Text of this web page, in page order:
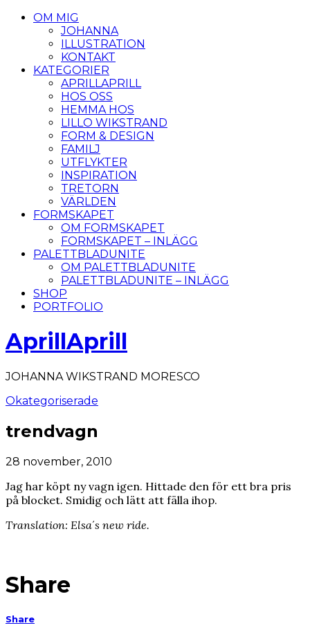
OM MIG
JOHANNA
ILLUSTRATION
KONTAKT
KATEGORIER
APRILLAPRILL
HOS OSS
HEMMA HOS
LILLO WIKSTRAND
FORM & DESIGN
FAMILJ
UTFLYKTER
INSPIRATION
TRETORN
VÄRLDEN
FORMSKAPET
OM FORMSKAPET
FORMSKAPET – INLÄGG
PALETTBLADUNITE
OM PALETTBLADUNITE
PALETTBLADUNITE – INLÄGG
SHOP
PORTFOLIO
AprillAprill
JOHANNA WIKSTRAND MORESCO
Okategoriserade
trendvagn
28 november, 2010
Jag har köpt ny vagn igen. Hittade den för ett bra pris
på blocket. Smidig och lätt att fälla ihop.
Translation: Elsa´s new ride.
Share
Share